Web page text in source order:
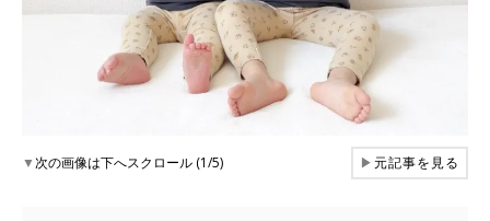
▼次の画像は下へスクロール (1/5) ▶元記事を見る